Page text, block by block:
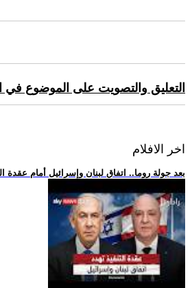
التعليق والتصويت على الموضوع في
اخر الافلام
.. بعد جولة روما.. اتفاق لبنان وإسرائيل أمام عقدة